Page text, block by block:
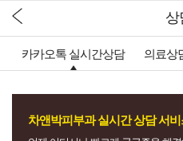
상
카카오톡 실시간상담 의료상
차앤박피부과 실시간 상담 서비